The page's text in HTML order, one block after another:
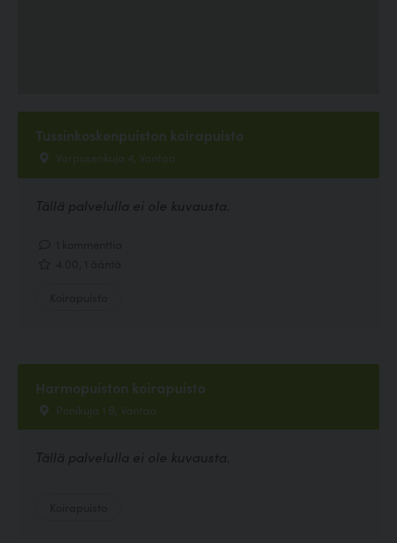
Tussinkoskenpuiston koirapuisto
Varpusenkuja 4, Vantaa
Tällä palvelulla ei ole kuvausta.
Harmopuiston koirapuisto
Ponikuja 1 B, Vantaa
Tällä palvelulla ei ole kuvausta.